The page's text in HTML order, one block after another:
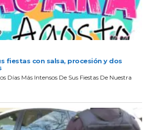
fiestas con salsa, procesión y dos
Días Más Intensos De Sus Fiestas De Nuestra